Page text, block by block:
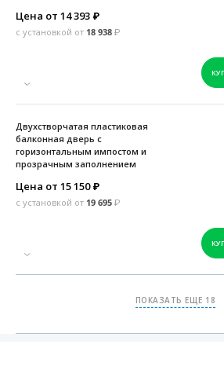
Цена от 14 393 ₽
с установкой от 18 938 ₽
Двухстворчатая пластиковая
балконная дверь с
горизонтальным импостом и
прозрачным заполнением
Цена от 15 150 ₽
с установкой от 19 695 ₽
ПОКАЗАТЬ ЕЩЕ 18